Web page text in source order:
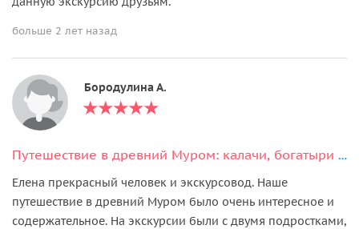
больше 2 лет назад
Бородулина А.
Путешествие в древний Муром: калачи, богатыри и монастыри на Оке
Елена прекрасный человек и экскурсовод. Наше
путешествие в древний Муром было очень интересное и
содержательное. На экскурсии были с двумя подростками,